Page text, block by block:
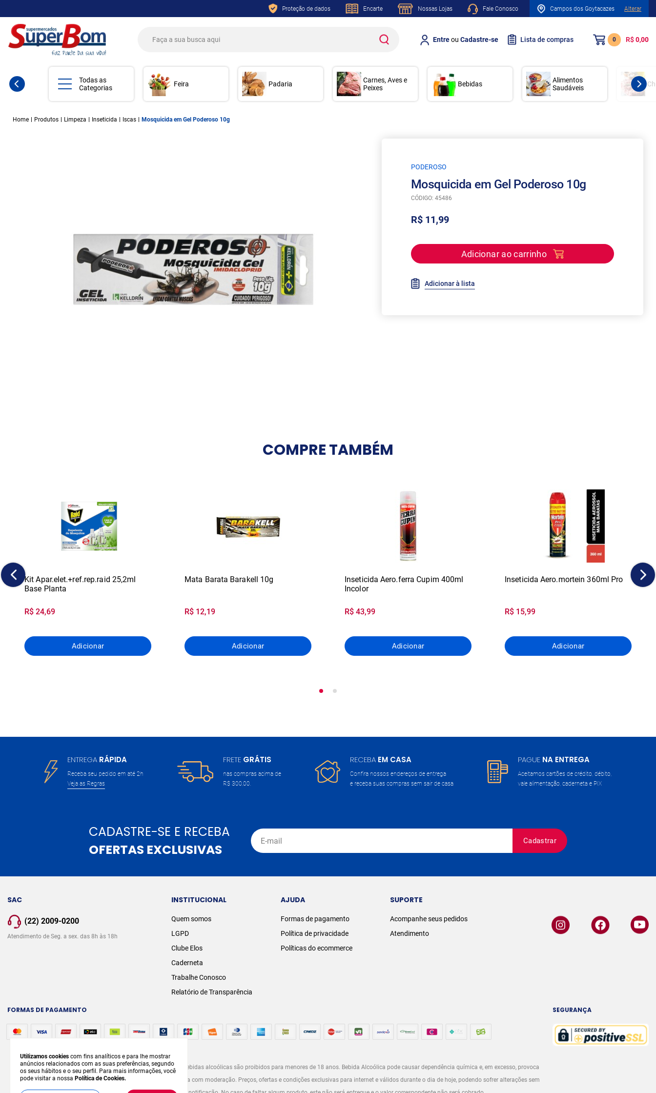
Proteção de dados Encarte Nossas Lojas Fale Conosco Campos dos Goytacazes Alterar
Entreou Cadastre-se Lista de compras R$0,00
0
Todas as
Categorias
Feira Padaria
Carnes, Aves e
Peixes
Bebidas
Alimentos
Saudáveis
Home Produtos Limpeza Inseticida Iscas Mosquicida em Gel Poderoso 10g
PODEROSO
Mosquicida em Gel Poderoso 10g
CÓDIGO: 45486
R$ 11,99
Adicionar ao carrinho
Adicionar à lista
COMPRETAMBÉM
Kit Apar.elet.+ref.rep.raid 25,2ml
Base Planta
R$ 24,69
Adicionar
Mata Barata Barakell 10g
R$ 12,19
Adicionar
Inseticida Aero.ferra Cupim 400ml
Incolor
R$ 43,99
Adicionar
Inseticida Aero.mortein 360ml Pro
R$ 15,99
Adicionar
ENTREGA RÁPIDA
Receba seu pedido em até 2h
Veja as Regras
FRETE GRÁTIS
nas compras acima de
R$ 300,00.
RECEBA EM CASA
Confira nossos endereços de entrega
e receba suas compras sem sair de casa
PAGUE NA ENTREGA
Aceitamos cartões de crédito, débito,
vale alimentação, caderneta e PIX
CADASTRE-SE E RECEBA
OFERTAS EXCLUSIVAS
Cadastrar
SAC
(22) 2009-0200
Atendimento de Seg. a sex. das 8h às 18h
INSTITUCIONAL
Quem somos
LGPD
Clube Elos
Caderneta
Trabalhe Conosco
Relatório de Transparência
AJUDA
Formas de pagamento
Política de privacidade
Políticas do ecommerce
SUPORTE
Acompanhe seus pedidos
Atendimento
FORMAS DE PAGAMENTO SEGURANÇA
A venda e o consumo de bebidas alcoólicas são proibidos para menores de 18 anos. Bebida Alcoólica pode causar dependência química e, em excesso, provoca
graves males à saúde. Beba com moderação. Preços, ofertas e condições exclusivas para internet e válidos durante o dia de hoje, podendo sofrer alterações sem
Utilizamos cookies com fins analíticos e para lhe mostrar
anúncios relacionados com as suas preferências, segundo
os seus hábitos e o seu perfil. Para mais informações, você
pode visitar a nossa Política de Cookies.